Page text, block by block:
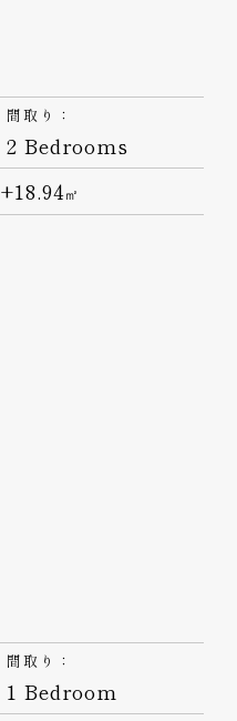
間取り：
2 Bedrooms
+18.94㎡
間取り：
1 Bedroom